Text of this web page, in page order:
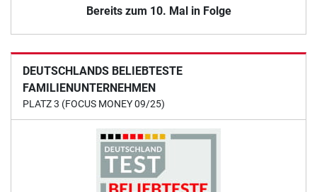
Bereits zum 10. Mal in Folge
DEUTSCHLANDS BELIEBTESTE
FAMILIENUNTERNEHMEN
PLATZ 3 (FOCUS MONEY 09/25)